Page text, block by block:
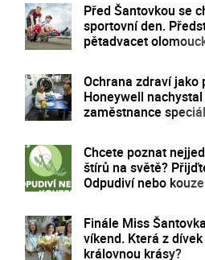
Před Šantovkou se
sportovní den.
pětadvacet
Ochrana zdraví jako
Honeywell
zaměstnance
Chcete poznat
štírů na světě?
Odpudiví nebo
Finále Miss
víkend. Která z
královnou krásy?